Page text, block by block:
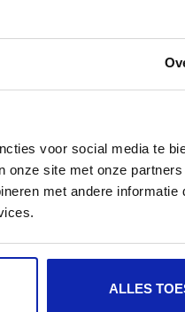
voor social media te
onze site met onze
met andere informatie
ALLES
verwijzingen aan te
met een volledig pad
plugin
. Deze plugin